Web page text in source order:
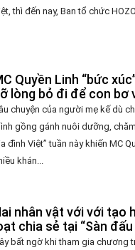
thì đến nay, Ban tổ chức
Quyền Linh “bức
lòng bỏ đi để con bơ
chuyện của người mẹ kế dù
gồng gánh nuôi dưỡng,
đình Việt” tuần này khiến MC
khán...
nhân vật với với tạo
chia sẻ tại “Sàn
bất ngờ khi tham gia chương